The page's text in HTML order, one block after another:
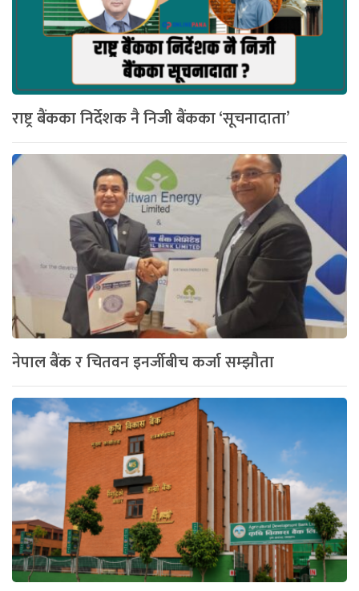
राष्ट्र बैंकका निर्देशक नै निजी बैंकका ‘सूचनादाता’
नेपाल बैंक र चितवन इनर्जीबीच कर्जा सम्झौता